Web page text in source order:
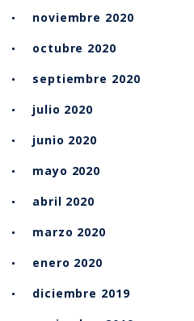
noviembre 2020
octubre 2020
septiembre 2020
julio 2020
junio 2020
mayo 2020
abril 2020
marzo 2020
enero 2020
diciembre 2019